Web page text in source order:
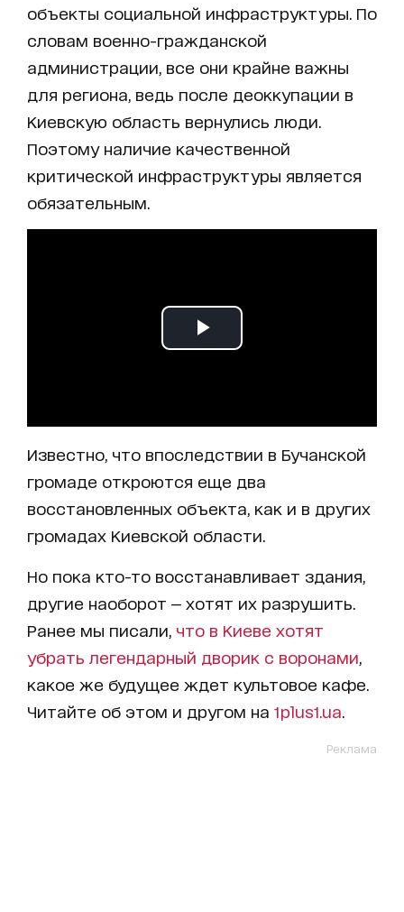
объекты социальной инфраструктуры. По
словам военно-гражданской
администрации, все они крайне важны
для региона, ведь после деоккупации в
Киевскую область вернулись люди.
Поэтому наличие качественной
критической инфраструктуры является
обязательным.
Известно, что впоследствии в Бучанской
громаде откроются еще два
восстановленных объекта, как и в других
громадах Киевской области.
Но пока кто-то восстанавливает здания,
другие наоборот — хотят их разрушить.
Ранее мы писали, что в Киеве хотят
убрать легендарный дворик с воронами
какое же будущее ждет культовое кафе.
Читайте об этом и другом на 1plus1.ua
Реклама